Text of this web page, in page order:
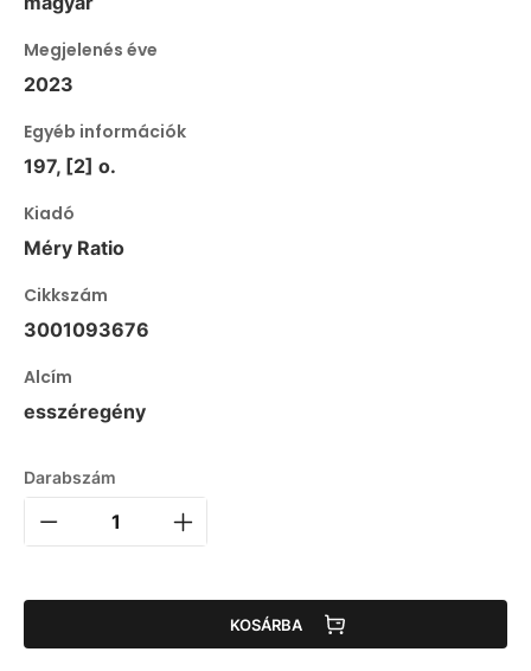
Megjelenés éve
2023
Egyéb információk
197, [2] o.
Kiadó
Méry Ratio
Cikkszám
3001093676
Alcím
esszéregény
Darabszám
KOSÁRBA